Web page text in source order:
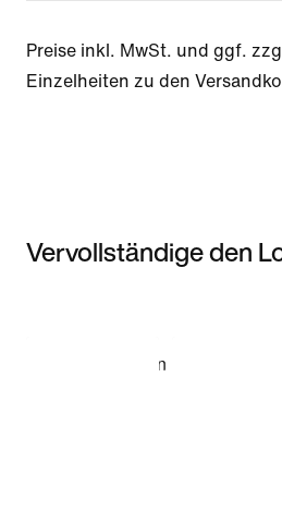
Preise inkl. MwSt. und ggf.
Einzelheiten zu den
Vervollständige den
Modell anzeigen